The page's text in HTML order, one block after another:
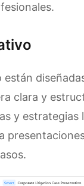
clara y
y